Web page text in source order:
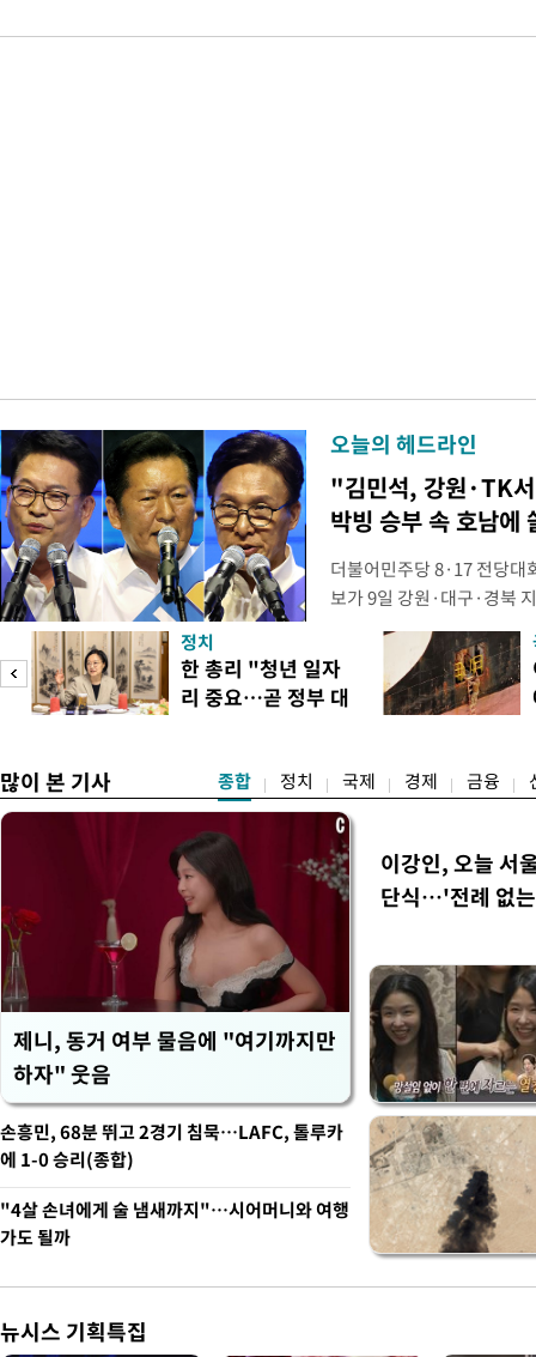
오늘의 헤드라인
"김민석, 강원·TK
박빙 승부 속 호남에
더불어민주당 8·17 전당대
보가 9일 강원·대구·경북
연속 정청래 후보를 눌렀
경선에서 1승 1패를 주고
연승하며 '3승 1패'로 누적
간 누적 득표율(가중치 미
정치
한 총리 "청년 일자
리 중요…곧 정부 대
많이 본 기사 종합 정치 국제 경제 금융
제니, 동거 여부 물음에 "여기까지만
하자" 웃음
이강인, 오늘 서
단식…'전례 없
손흥민, 68분 뛰고 2경기 침묵…LAFC, 톨루카
에 1-0 승리(종합)
"4살 손녀에게 술 냄새까지"…시어머니와 여행
가도 될까
뉴시스 기획특집